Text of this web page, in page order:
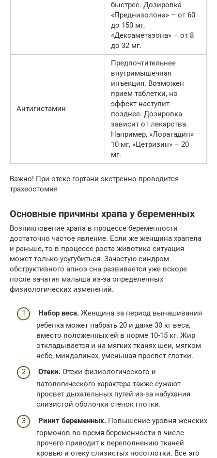
быстрее. Дозировка
«Преднизолона» – от 60
до 150 мг,
«Дексаметазона» – от 8
до 32 мг.
Антигистамин
Предпочтительнее
внутримышечная
инъекция. Возможен
прием таблетки, но
эффект наступит
позднее. Дозировка
зависит от лекарства.
Например, «Лоратадин» –
10 мг, «Цетризин» – 20
мг.
Важно! При отеке гортани экстренно проводится
трахеостомия
Основные причины храпа у беременных
Возникновение храпа в процессе беременности
достаточно частое явление. Если же женщина храпела
и раньше, то в процессе роста животика ситуация
может только усугубиться. Зачастую синдром
обструктивного апноэ сна развивается уже вскоре
после зачатия малыша из-за определенных
физиологических изменений.
Набор веса. Женщина за период вынашивания
ребенка может набрать 20 и даже 30 кг веса,
вместо положенных ей в норме 10-15 кг. Жир
откладывается и на мягких тканях шеи, мягком
небе, миндалинах, уменьшая просвет глотки.
Отеки. Отеки физиологического и
патологического характера также сужают
просвет дыхательных путей из-за набухания
слизистой оболочки стенок глотки.
Ринит беременных. Повышение уровня женских
гормонов во время беременности в числе
прочего приводит к переполнению тканей
кровью и отеку слизистых носоглотки. Все это